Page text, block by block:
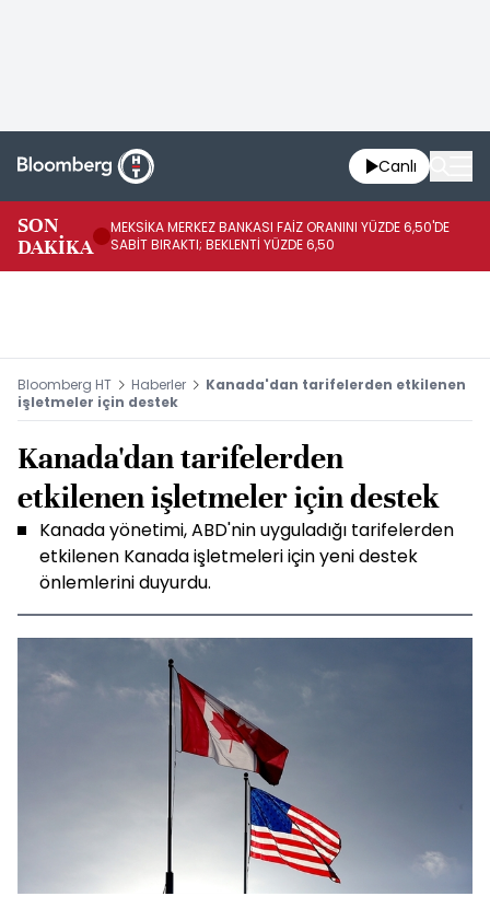
Canlı
SON
DAKİKA
MEKSİKA MERKEZ BANKASI FAİZ ORANINI YÜZDE 6,50'DE
SABİT BIRAKTI; BEKLENTİ YÜZDE 6,50
Bloomberg HT Haberler
Kanada'dan tarifelerden etkilenen
işletmeler için destek
Kanada'dan tarifelerden
etkilenen işletmeler için destek
Kanada yönetimi, ABD'nin uyguladığı tarifelerden
etkilenen Kanada işletmeleri için yeni destek
önlemlerini duyurdu.